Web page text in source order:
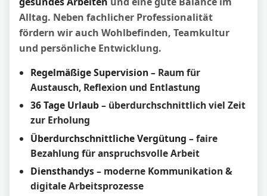
Alltag. Neben fachlicher Professionalität
fördern wir auch Wohlbefinden, Teamkultur
und persönliche Entwicklung.
Regelmäßige Supervision– Raum für
Austausch, Reflexion und Entlastung
36 Tage Urlaub– überdurchschnittlich viel Zeit
zur Erholung
Überdurchschnittliche Vergütung – faire
Bezahlung für anspruchsvolle Arbeit
Diensthandys– moderne Kommunikation &
digitale Arbeitsprozesse